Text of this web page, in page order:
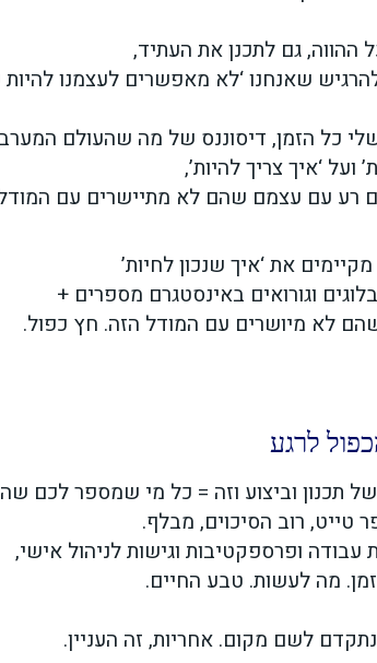
ההווה, גם לתכנן את העתיד,
שאנחנו ‘לא מאפשרים לעצמנו להיות
כל הזמן, דיסוננס של מה שהעולם
‘איך צריך להיות’,
רע עם עצמם שהם לא מתיישרים עם
את ‘איך שנכון לחיות’
וגורואים באינסטגרם מספרים +
לא מיושרים עם המודל הזה. חץ כפול.
לרגע
של תכנון וביצוע וזה = כל מי שמספר לכם
טייט, רוב הסיכוים, מבלף.
ופרספקטיבות וגישות לניהול אישי,
מה לעשות. טבע החיים.
לשם מקום. אחריות, זה העניין.